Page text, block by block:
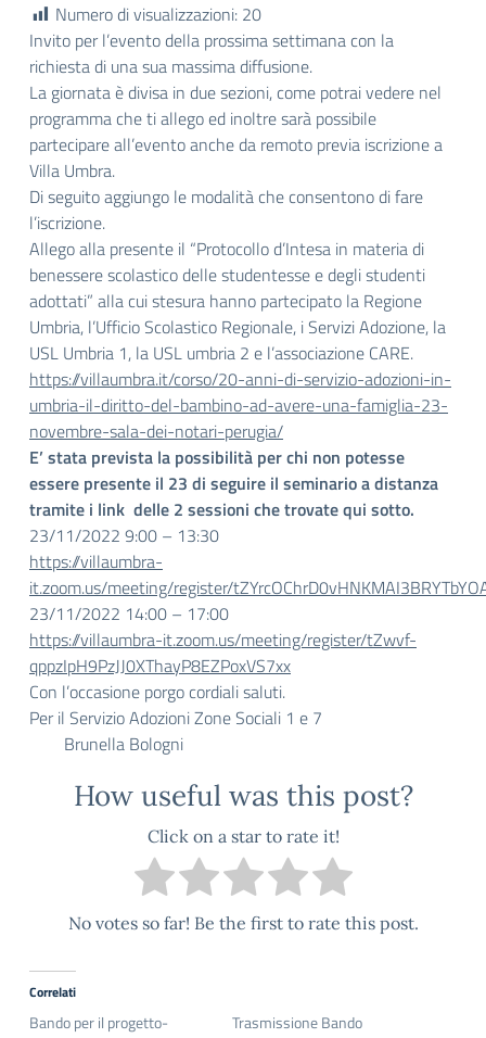
Numero di visualizzazioni: 20
Invito per l’evento della prossima settimana con la
richiesta di una sua massima diffusione.
La giornata è divisa in due sezioni, come potrai vedere nel
programma che ti allego ed inoltre sarà possibile
partecipare all’evento anche da remoto previa iscrizione a
Villa Umbra.
Di seguito aggiungo le modalità che consentono di fare
l’iscrizione.
Allego alla presente il “Protocollo d’Intesa in materia di
benessere scolastico delle studentesse e degli studenti
adottati” alla cui stesura hanno partecipato la Regione
Umbria, l’Ufficio Scolastico Regionale, i Servizi Adozione, la
USL Umbria 1, la USL umbria 2 e l’associazione CARE.
https://villaumbra.it/corso/20-anni-di-servizio-adozioni-in-
umbria-il-diritto-del-bambino-ad-avere-una-famiglia-23-
novembre-sala-dei-notari-perugia/
E’ stata prevista la possibilità per chi non potesse
essere presente il 23 di seguire il seminario a distanza
tramite i link delle 2 sessioni che trovate qui sotto.
23/11/2022 9:00 – 13:30
https://villaumbra-
it.zoom.us/meeting/register/
23/11/2022 14:00 – 17:00
https://villaumbra-it.zoom.us/meeting/register/tZwvf-
qppzIpH9PzJJ0XThayP8EZPoxVS7xx
Con l’occasione porgo cordiali saluti.
Per il Servizio Adozioni Zone Sociali 1 e 7
Brunella Bologni
How useful was this post?
Click on a star to rate it!
No votes so far! Be the first to rate this post.
Correlati
Bando per il progetto-
Trasmissione Bando